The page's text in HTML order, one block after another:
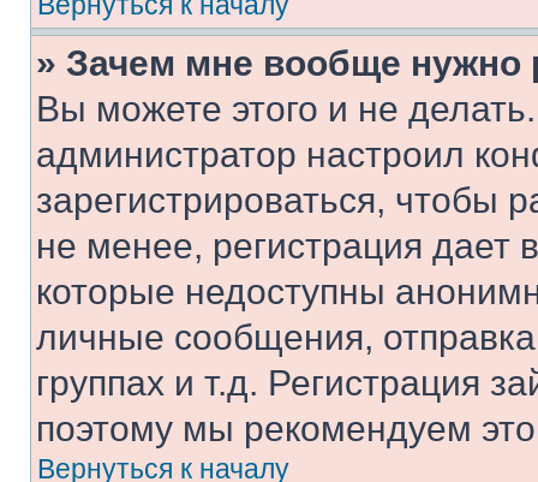
» Зачем мне вообще нужно
Вы можете этого и не
администратор настроил
зарегистрироваться, чтобы
не менее, регистрация
которые недоступны
личные сообщения,
группах и т.д. Регистрация
поэтому мы рекомендуем
Вернуться к началу